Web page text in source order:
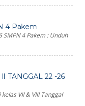
4 Pakem
SMPN 4 Pakem : Unduh
TANGGAL 22 -26
VII & VIII Tanggal